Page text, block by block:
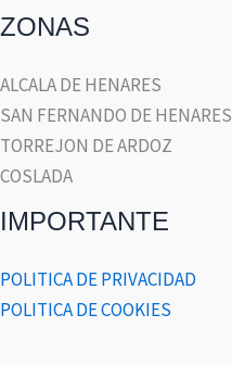
ZONAS
ALCALA DE HENARES
SAN FERNANDO DE HENARES
TORREJON DE ARDOZ
COSLADA
IMPORTANTE
POLITICA DE PRIVACIDAD
POLITICA DE COOKIES